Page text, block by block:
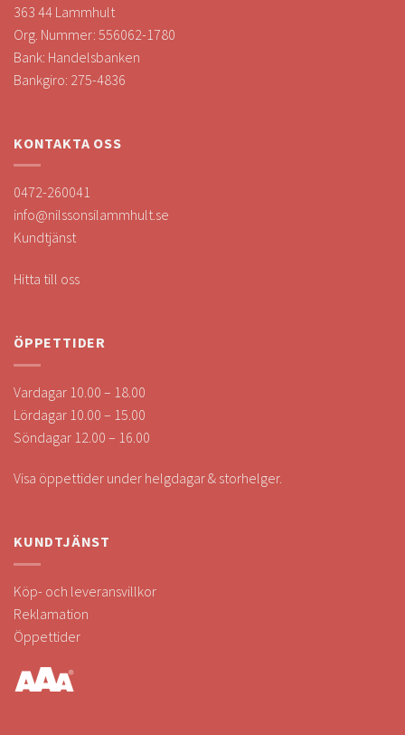
363 44 Lammhult
Org. Nummer: 556062-1780
Bank: Handelsbanken
Bankgiro: 275-4836
KONTAKTA OSS
0472-260041
info@nilssonsilammhult.se
Kundtjänst
Hitta till oss
ÖPPETTIDER
Vardagar 10.00 – 18.00
Lördagar 10.00 – 15.00
Söndagar 12.00 – 16.00
Visa öppettider under helgdagar & storhelger.
KUNDTJÄNST
Köp- och leveransvillkor
Reklamation
Öppettider